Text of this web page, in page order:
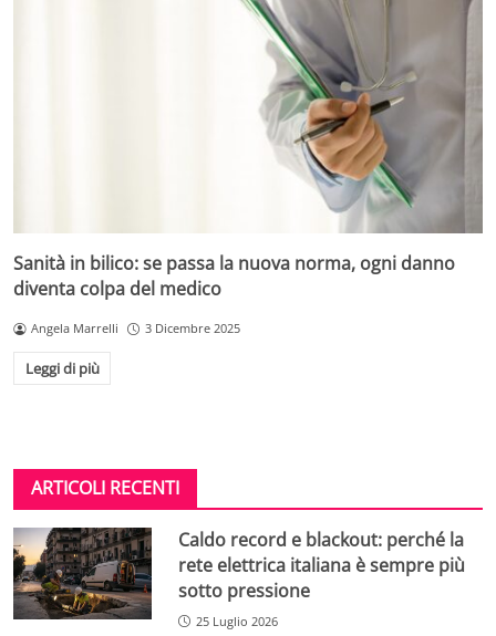
Sanità in bilico: se passa la nuova norma, ogni danno
diventa colpa del medico
Angela Marrelli 3 Dicembre 2025
Leggi di più
ARTICOLI RECENTI
Caldo record e blackout: perché la
rete elettrica italiana è sempre più
sotto pressione
25 Luglio 2026